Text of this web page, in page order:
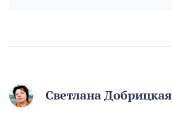
Светлана Добрицкая